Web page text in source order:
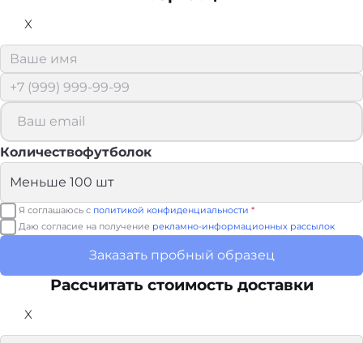
X
Количествофутболок
Я соглашаюсь с политикой конфиденциальности *
Даю согласие на получение рекламно-информационных рассылок
Заказать пробный образец
Рассчитать стоимость доставки
X